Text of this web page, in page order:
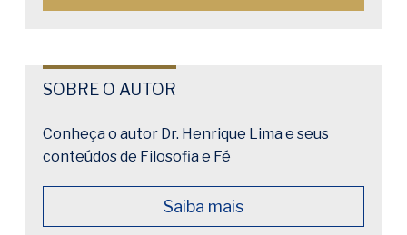
SOBRE O AUTOR
Conheça o autor Dr. Henrique Lima e seus
conteúdos de Filosofia e Fé
Saiba mais